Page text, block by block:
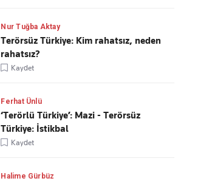
Nur Tuğba Aktay
Terörsüz Türkiye: Kim rahatsız, neden
rahatsız?
Kaydet
Ferhat Ünlü
‘Terörlü Türkiye’: Mazi - Terörsüz
Türkiye: İstikbal
Kaydet
Halime Gürbüz